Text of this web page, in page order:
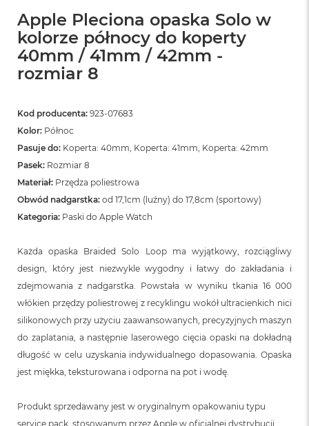
Apple Pleciona opaska Solo w
kolorze północy do koperty
40mm / 41mm / 42mm -
rozmiar 8
Kod producenta: 923-07683
Kolor: Północ
Pasuje do: Koperta: 40mm, Koperta: 41mm, Koperta: 42mm
Pasek: Rozmiar 8
Materiał: Przędza poliestrowa
Obwód nadgarstka: od 17,1cm (luźny) do 17,8cm (sportowy)
Kategoria: Paski do Apple Watch
Każda opaska Braided Solo Loop ma wyjątkowy, rozciągliwy
design, który jest niezwykle wygodny i łatwy do zakładania i
zdejmowania z nadgarstka. Powstała w wyniku tkania 16 000
włókien przędzy poliestrowej z recyklingu wokół ultracienkich nici
silikonowych przy użyciu zaawansowanych, precyzyjnych maszyn
do zaplatania, a następnie laserowego cięcia opaski na dokładną
długość w celu uzyskania indywidualnego dopasowania. Opaska
jest miękka, teksturowana i odporna na pot i wodę.
Produkt sprzedawany jest w oryginalnym opakowaniu typu
service pack, stosowanym przez Apple w oficjalnej dystrybucji